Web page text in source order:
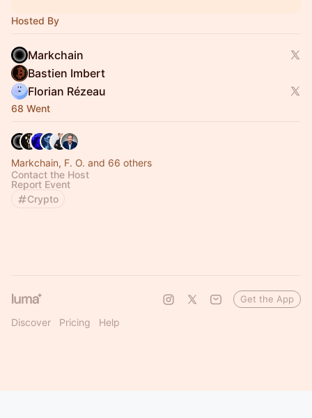
Hosted By
Markchain
Bastien Imbert
Florian Rézeau
68 Went
Markchain, F. O. and 66 others
Contact the Host
Report Event
Crypto
Discover Pricing Help
Get the App